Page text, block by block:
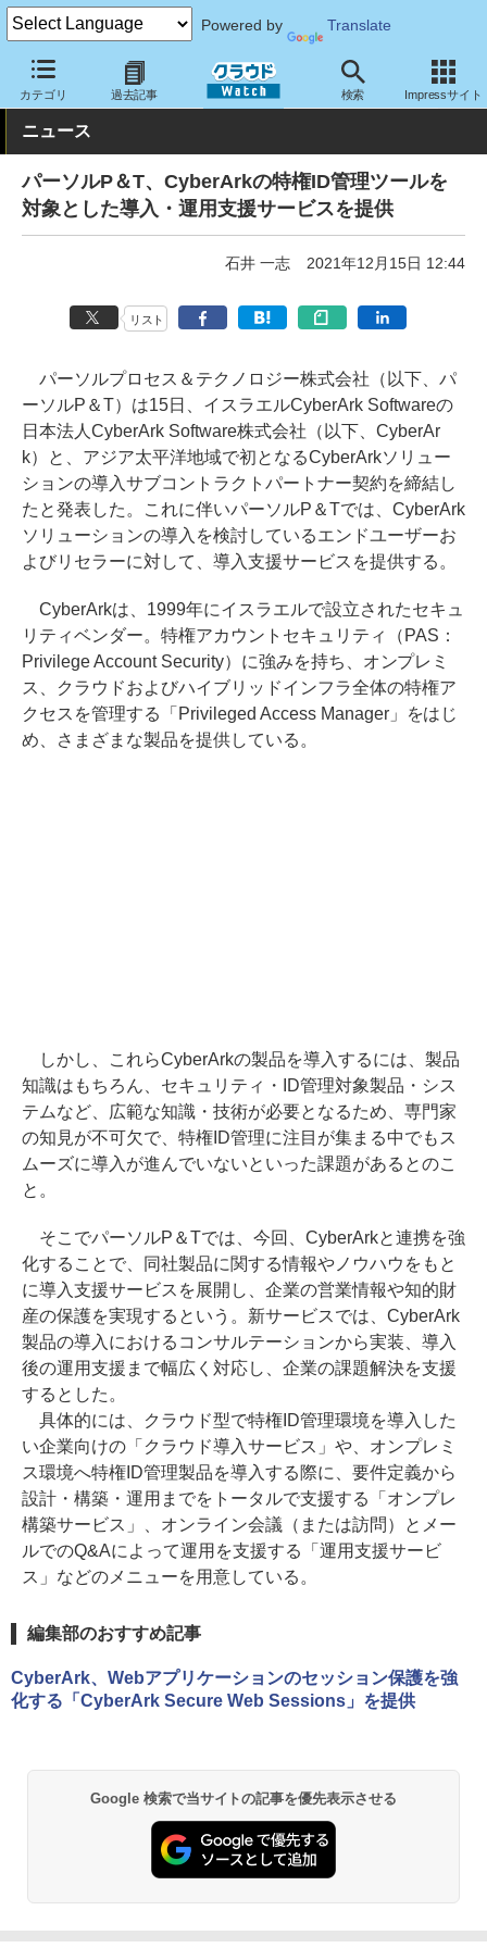
Powered by Translate
カテゴリ 過去記事 検索 Impressサイト
クラウド Watch サービス・ソフト サービス 導入支援
ニュース
パーソルP＆T、CyberArkの特権ID管理ツールを
対象とした導入・運用支援サービスを提供
石井 一志 2021年12月15日 12:44
リスト
パーソルプロセス＆テクノロジー株式会社（以下、パ
ーソルP＆T）は15日、イスラエルCyberArk Softwareの
日本法人CyberArk Software株式会社（以下、CyberAr
k）と、アジア太平洋地域で初となるCyberArkソリュー
ションの導入サブコントラクトパートナー契約を締結し
たと発表した。これに伴いパーソルP＆Tでは、CyberArk
ソリューションの導入を検討しているエンドユーザーお
よびリセラーに対して、導入支援サービスを提供する。
CyberArkは、1999年にイスラエルで設立されたセキュ
リティベンダー。特権アカウントセキュリティ（PAS：
Privilege Account Security）に強みを持ち、オンプレミ
ス、クラウドおよびハイブリッドインフラ全体の特権ア
クセスを管理する「Privileged Access Manager」をはじ
め、さまざまな製品を提供している。
しかし、これらCyberArkの製品を導入するには、製品
知識はもちろん、セキュリティ・ID管理対象製品・シス
テムなど、広範な知識・技術が必要となるため、専門家
の知見が不可欠で、特権ID管理に注目が集まる中でもス
ムーズに導入が進んでいないといった課題があるとのこ
と。
そこでパーソルP＆Tでは、今回、CyberArkと連携を強
化することで、同社製品に関する情報やノウハウをもと
に導入支援サービスを展開し、企業の営業情報や知的財
産の保護を実現するという。新サービスでは、CyberArk
製品の導入におけるコンサルテーションから実装、導入
後の運用支援まで幅広く対応し、企業の課題解決を支援
するとした。
具体的には、クラウド型で特権ID管理環境を導入した
い企業向けの「クラウド導入サービス」や、オンプレミ
ス環境へ特権ID管理製品を導入する際に、要件定義から
設計・構築・運用までをトータルで支援する「オンプレ
構築サービス」、オンライン会議（または訪問）とメー
ルでのQ&Aによって運用を支援する「運用支援サービ
ス」などのメニューを用意している。
編集部のおすすめ記事
CyberArk、Webアプリケーションのセッション保護を強
化する「CyberArk Secure Web Sessions」を提供
Google 検索で当サイトの記事を優先表示させる